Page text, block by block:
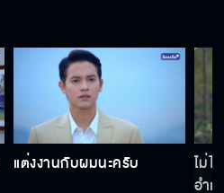
แต่งงานกับผมนะครับ
ไม่ไ
อำเ